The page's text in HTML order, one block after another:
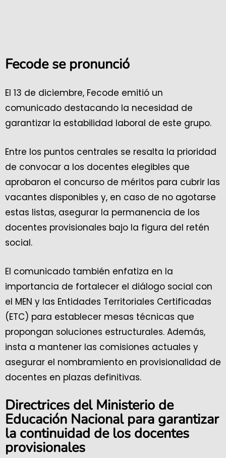
Fecode se pronunció
El 13 de diciembre, Fecode emitió un
comunicado destacando la necesidad de
garantizar la estabilidad laboral de este grupo.
Entre los puntos centrales se resalta la prioridad
de convocar a los docentes elegibles que
aprobaron el concurso de méritos para cubrir las
vacantes disponibles y, en caso de no agotarse
estas listas, asegurar la permanencia de los
docentes provisionales bajo la figura del retén
social.
El comunicado también enfatiza en la
importancia de fortalecer el diálogo social con
el MEN y las Entidades Territoriales Certificadas
(ETC) para establecer mesas técnicas que
propongan soluciones estructurales. Además,
insta a mantener las comisiones actuales y
asegurar el nombramiento en provisionalidad de
docentes en plazas definitivas.
Directrices del Ministerio de
Educación Nacional para garantizar
la continuidad de los docentes
provisionales